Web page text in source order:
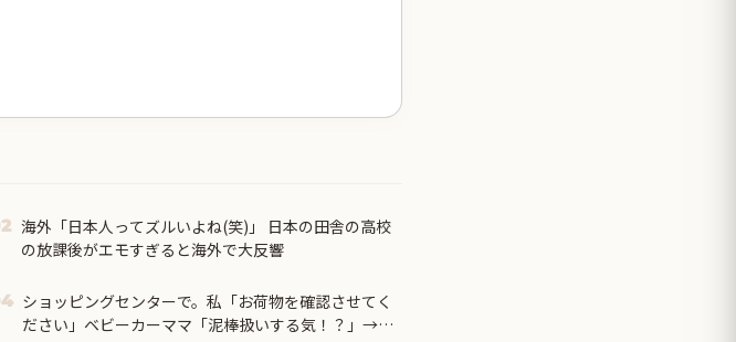
海外「日本人ってズルいよね(笑)」 日本の田舎の高校
の放課後がエモすぎると海外で大反響
ショッピングセンターで。私「お荷物を確認させてく
ださい」ベビーカーママ「泥棒扱いする気！？」→ゲ